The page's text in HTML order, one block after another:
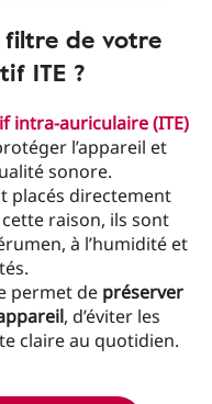
filtre de votre
ITE ?
intra-auriculaire (ITE)
l’appareil et
sonore.
placés directement
raison, ils sont
à l’humidité et
permet de préserver
, d’éviter les
claire au quotidien.